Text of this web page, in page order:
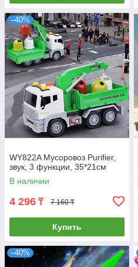
–40%
WY822A Мусоровоз Purifier,
звук, 3 функции, 35*21см
В наличии
4 296 ₸ 7 160 ₸
Купить
–40%